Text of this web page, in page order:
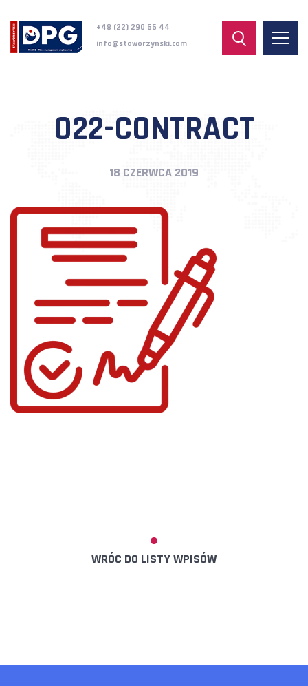
+48 (22) 290 55 44
info@staworzynski.com
022-CONTRACT
18 CZERWCA 2019
WRÓC DO LISTY WPISÓW